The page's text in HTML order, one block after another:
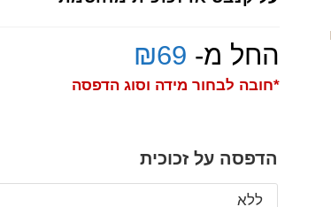
החל מ- ₪69
*חובה לבחור מידה וסוג הדפסה
הדפסה על זכוכית